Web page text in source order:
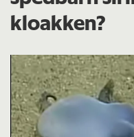
kloakken?